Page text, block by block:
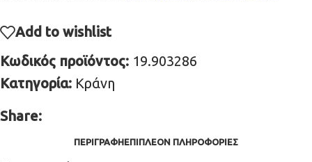
Add to wishlist
Κωδικός προϊόντος: 19.903286
Κατηγορία: Κράνη
Share:
ΠΕΡΙΓΡΑΦΉΕΠΙΠΛΈΟΝ ΠΛΗΡΟΦΟΡΊΕΣ